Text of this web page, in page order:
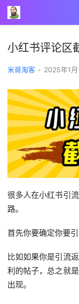
小红书评论区
米哥淘客 • 2025年1
很多人在小红书引
路。
首先你要确定你要
比如如果你是引流
利的帖子，总之就
出现。